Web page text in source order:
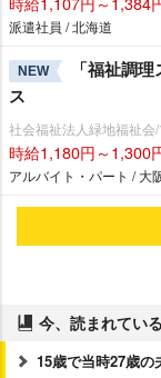
派遣社員 / 北海道
NEW
「福祉調
ス
社会福祉法人緑地福祉会
時給1,180円～1,300
アルバイト・パート / 大
今、読まれてい
15歳で当時27歳の